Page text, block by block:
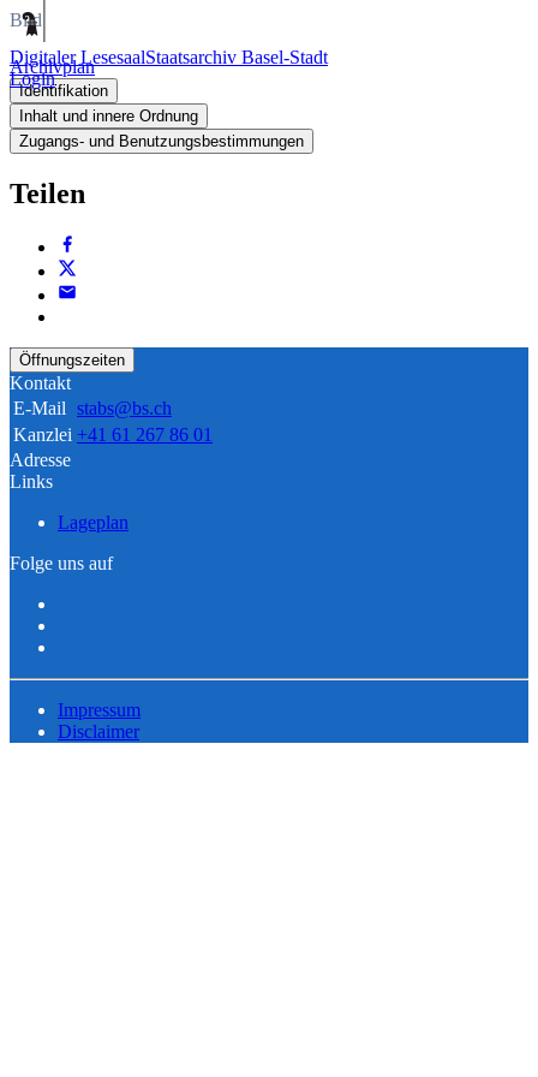
Digitaler LesesaalStaatsarchiv Basel-Stadt
Login
Bild
Archivplan
Identifikation
Inhalt und innere Ordnung
Zugangs- und Benutzungsbestimmungen
Teilen
Öffnungszeiten
Kontakt
E-Mail stabs@bs.ch
Kanzlei +41 61 267 86 01
Adresse
Links
Lageplan
Folge uns auf
Impressum
Disclaimer